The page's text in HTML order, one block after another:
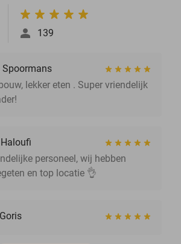
139
Spoormans
lekker eten . Super vriendelijk
personeel, wij hebben
en top locatie 👌